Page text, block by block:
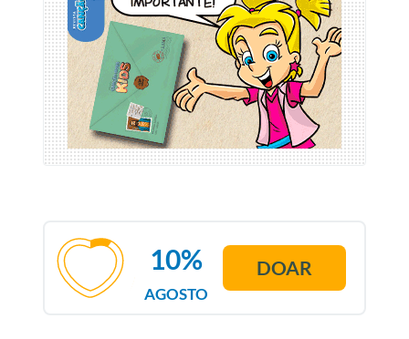
AGOSTO
10% DOAR